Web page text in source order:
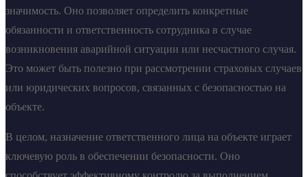
значимость. Оно позволяет определить конкретные
обязанности и ответственность сотрудника в случае
возникновения аварийной ситуации или несчастного случая.
Это может быть полезно при рассмотрении страховых случаев
или юридических вопросов, связанных с безопасностью на
объекте.
В целом, назначение ответственного лица на объекте играет
ключевую роль в обеспечении безопасности. Оно